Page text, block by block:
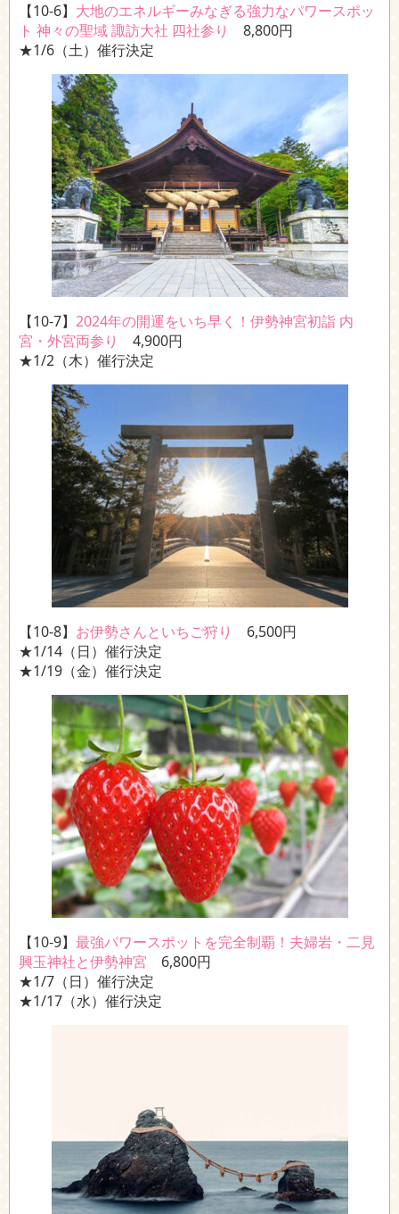
【10-6】 大地のエネルギーみなぎる強力なパワースポッ
ト 神々の聖域 諏訪大社 四社参り
8,800円
★1/6（土）催行決定
【10-7】 2024年の開運をいち早く！伊勢神宮初詣 内
宮・外宮両参り
4,900円
★1/2（木）催行決定
【10-8】 お伊勢さんといちご狩り
6,500円
★1/14（日）催行決定
★1/19（金）催行決定
【10-9】 最強パワースポットを完全制覇！夫婦岩・二見
興玉神社と伊勢神宮 6,800円
★1/7（日）催行決定
★1/17（水）催行決定